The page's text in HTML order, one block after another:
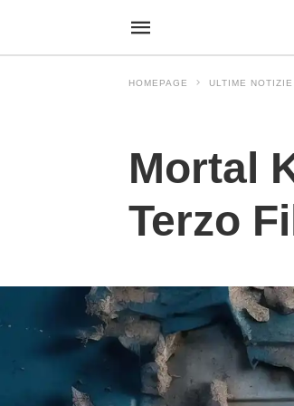
HOMEPAGE ULTIME NOTIZIE
Mortal
Terzo